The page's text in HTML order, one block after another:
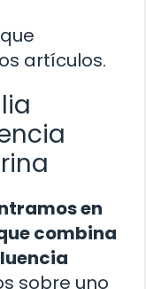
artículos.
en
combina
sobre uno